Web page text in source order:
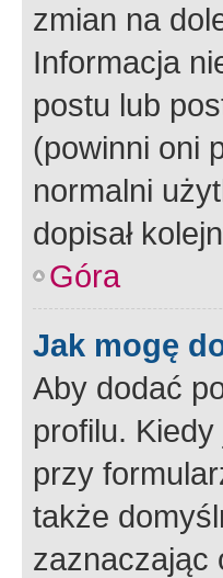
zmian na
Informacja
postu lub
(powinni oni
normalni
dopisał
Góra
Jak mogę
Aby dodać
profilu.
przy
także
zaznaczając